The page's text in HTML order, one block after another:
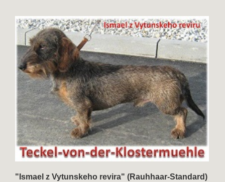
"Ismael z Vytunskeho revira" (Rauhhaar-Standard)